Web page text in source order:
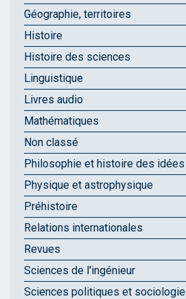
Géographie, territoires
Histoire
Histoire des sciences
Linguistique
Livres audio
Mathématiques
Non classé
Philosophie et histoire des idées
Physique et astrophysique
Préhistoire
Relations internationales
Revues
Sciences de l'ingénieur
Sciences politiques et sociologie